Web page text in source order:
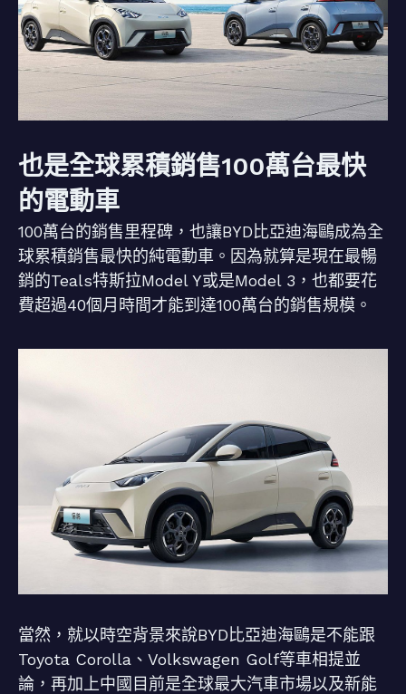
也是全球累積銷售100萬台最快
的電動車
100萬台的銷售里程碑，也讓BYD比亞迪海鷗成為全
球累積銷售最快的純電動車。因為就算是現在最暢
銷的Teals特斯拉Model Y或是Model 3，也都要花
費超過40個月時間才能到達100萬台的銷售規模。
當然，就以時空背景來說BYD比亞迪海鷗是不能跟
Toyota Corolla、Volkswagen Golf等車相提並
論，再加上中國目前是全球最大汽車市場以及新能